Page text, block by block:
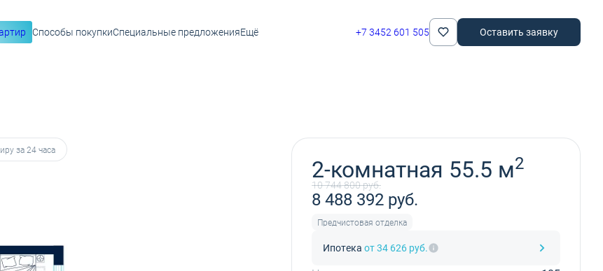
Способы покупкиСпециальные предложенияЕщё +7 3452 601 505 Оставить заявку
за 24 часа
2-комнатная 55.5 м2
10 744 800 руб.
8 488 392 руб.
Предчистовая отделка
Ипотека от 34 626 руб.